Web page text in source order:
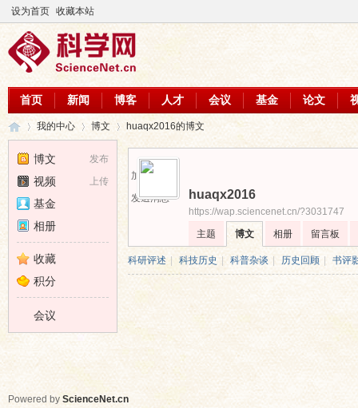
设为首页 收藏本站
首页 新闻 博客 人才 会议 基金 论文
›
我的中心 博文 huaqx2016的博文
加为好友
发送消息
huaqx2016
https://wap.sciencenet.cn/?3031747
主题
博文 相册 留言板
科研评述 科技历史 科普杂谈 历史回顾 书评
发布
博文
上传
视频
基金
相册
收藏
积分
会议
Powered by ScienceNet.cn